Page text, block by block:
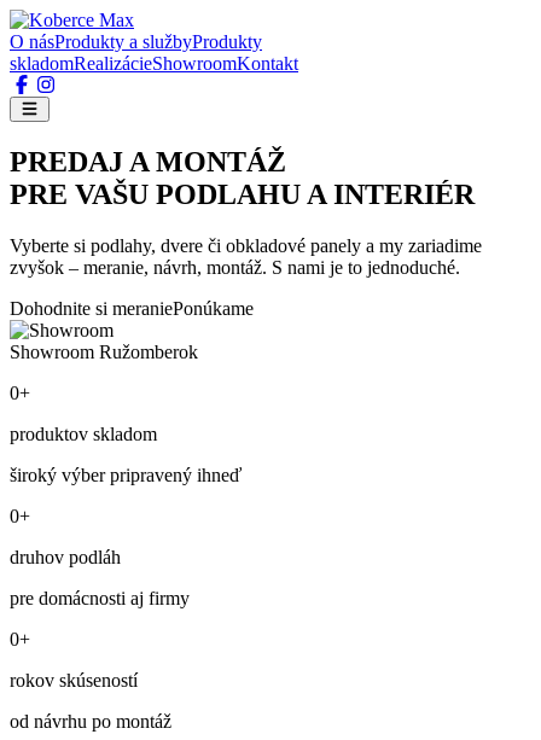
O násProdukty a službyProdukty
skladomRealizácieShowroomKontakt
PREDAJ A MONTÁŽ
PRE VAŠU PODLAHU A INTERIÉR
Vyberte si podlahy, dvere či obkladové panely a my zariadime
zvyšok – meranie, návrh, montáž. S nami je to jednoduché.
Dohodnite si meraniePonúkame
Showroom Ružomberok
0+
produktov skladom
široký výber pripravený ihneď
0+
druhov podláh
pre domácnosti aj firmy
0+
rokov skúseností
od návrhu po montáž